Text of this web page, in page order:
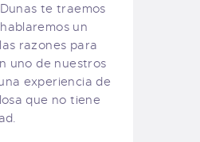
te traemos
un
razones para
uno de nuestros
experiencia de
que no tiene